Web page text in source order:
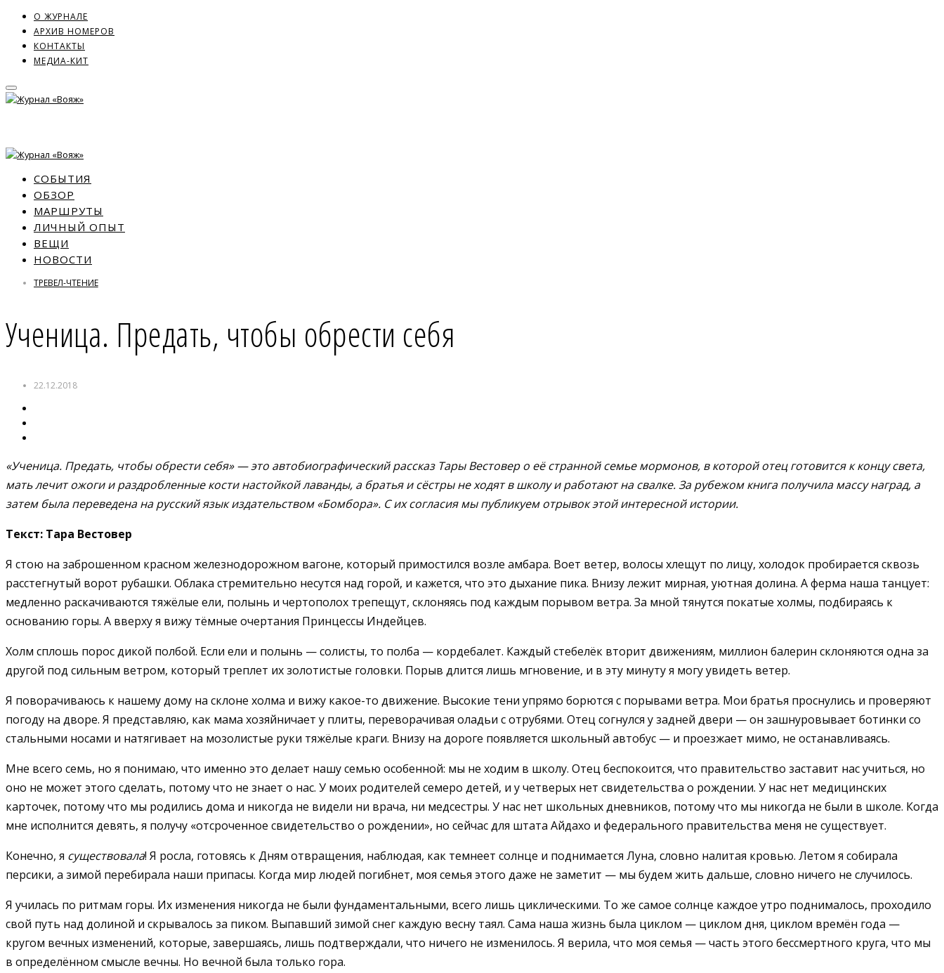
О ЖУРНАЛЕ
АРХИВ НОМЕРОВ
КОНТАКТЫ
МЕДИА-КИТ
СОБЫТИЯ
ОБЗОР
МАРШРУТЫ
ЛИЧНЫЙ ОПЫТ
ВЕЩИ
НОВОСТИ
ТРЕВЕЛ-ЧТЕНИЕ
Ученица. Предать, чтобы обрести себя
22.12.2018
«Ученица. Предать, чтобы обрести себя» — это автобиографический рассказ Тары Вестовер о её странной семье мормонов, в которой отец готовится к концу света,
мать лечит ожоги и раздробленные кости настойкой лаванды, а братья и сёстры не ходят в школу и работают на свалке. За рубежом книга получила массу наград, а
затем была переведена на русский язык издательством «Бомбора». С их согласия мы публикуем отрывок этой интересной истории.
Текст: Тара Вестовер
Я стою на заброшенном красном железнодорожном вагоне, который примостился возле амбара. Воет ветер, волосы хлещут по лицу, холодок пробирается сквозь
расстегнутый ворот рубашки. Облака стремительно несутся над горой, и кажется, что это дыхание пика. Внизу лежит мирная, уютная долина. А ферма наша танцует:
медленно раскачиваются тяжёлые ели, полынь и чертополох трепещут, склоняясь под каждым порывом ветра. За мной тянутся покатые холмы, подбираясь к
основанию горы. А вверху я вижу тёмные очертания Принцессы Индейцев.
Холм сплошь порос дикой полбой. Если ели и полынь — солисты, то полба — кордебалет. Каждый стебелёк вторит движениям, миллион балерин склоняются одна за
другой под сильным ветром, который треплет их золотистые головки. Порыв длится лишь мгновение, и в эту минуту я могу увидеть ветер.
Я поворачиваюсь к нашему дому на склоне холма и вижу какое-то движение. Высокие тени упрямо борются с порывами ветра. Мои братья проснулись и проверяют
погоду на дворе. Я представляю, как мама хозяйничает у плиты, переворачивая оладьи с отрубями. Отец согнулся у задней двери — он зашнуровывает ботинки со
стальными носами и натягивает на мозолистые руки тяжёлые краги. Внизу на дороге появляется школьный автобус — и проезжает мимо, не останавливаясь.
Мне всего семь, но я понимаю, что именно это делает нашу семью особенной: мы не ходим в школу. Отец беспокоится, что правительство заставит нас учиться, но
оно не может этого сделать, потому что не знает о нас. У моих родителей семеро детей, и у четверых нет свидетельства о рождении. У нас нет медицинских
карточек, потому что мы родились дома и никогда не видели ни врача, ни медсестры. У нас нет школьных дневников, потому что мы никогда не были в школе. Когда
мне исполнится девять, я получу «отсроченное свидетельство о рождении», но сейчас для штата Айдахо и федерального правительства меня не существует.
Конечно, я существовала! Я росла, готовясь к Дням отвращения, наблюдая, как темнеет солнце и поднимается Луна, словно налитая кровью. Летом я собирала
персики, а зимой перебирала наши припасы. Когда мир людей погибнет, моя семья этого даже не заметит — мы будем жить дальше, словно ничего не случилось.
Я училась по ритмам горы. Их изменения никогда не были фундаментальными, всего лишь циклическими. То же самое солнце каждое утро поднималось, проходило
свой путь над долиной и скрывалось за пиком. Выпавший зимой снег каждую весну таял. Сама наша жизнь была циклом — циклом дня, циклом времён года —
кругом вечных изменений, которые, завершаясь, лишь подтверждали, что ничего не изменилось. Я верила, что моя семья — часть этого бессмертного круга, что мы
в определённом смысле вечны. Но вечной была только гора.